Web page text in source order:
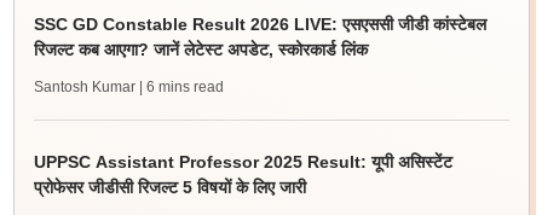
SSC GD Constable Result 2026 LIVE: एसएससी जीडी कांस्टेबल
रिजल्ट कब आएगा? जानें लेटेस्ट अपडेट, स्कोरकार्ड लिंक
Santosh Kumar | 6 mins read
UPPSC Assistant Professor 2025 Result: यूपी असिस्टेंट
प्रोफेसर जीडीसी रिजल्ट 5 विषयों के लिए जारी